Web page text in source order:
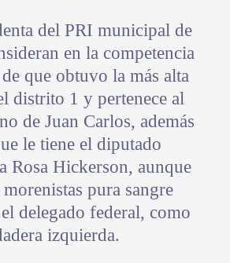
del PRI municipal de
en la competencia
que obtuvo la más alta
distrito 1 y pertenece al
de Juan Carlos, además
le tiene el diputado
Rosa Hickerson, aunque
pura sangre
delegado federal, como
izquierda.